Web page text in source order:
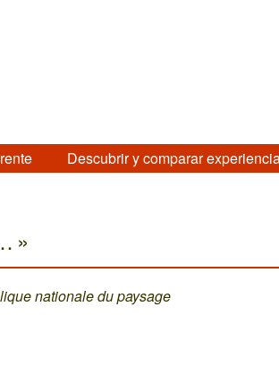
Descubrir y comparar
»
nationale du paysage